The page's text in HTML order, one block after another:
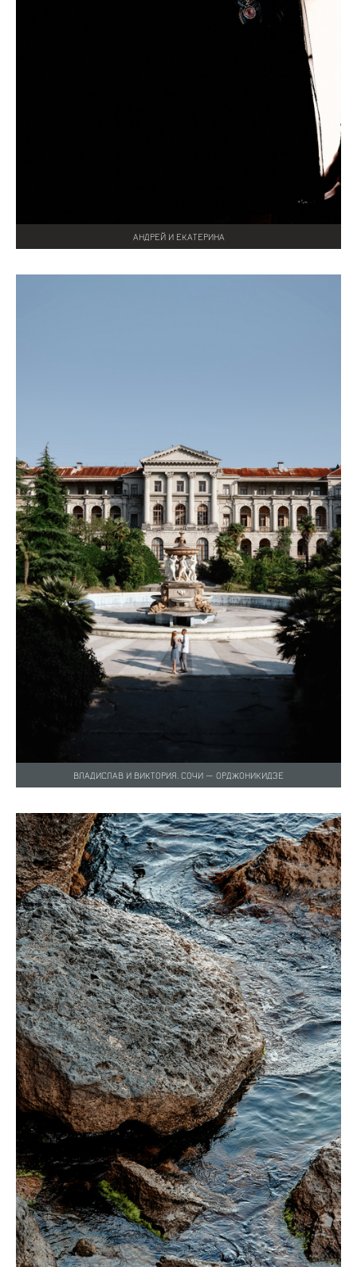
АНДРЕЙ И ЕКАТЕРИНА
ВЛАДИСЛАВ И ВИКТОРИЯ. СОЧИ — ОРДЖОНИКИДЗЕ